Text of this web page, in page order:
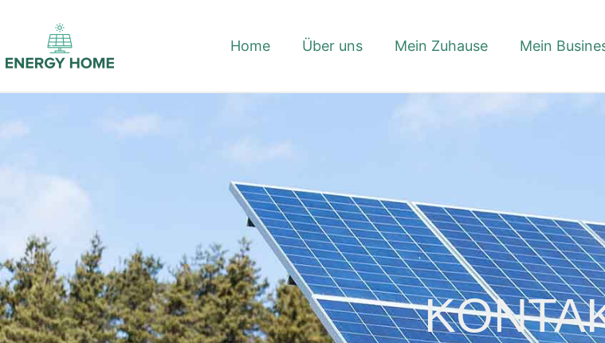
springen
Home
Über uns Mein Zuhause Mein
KONTAKT